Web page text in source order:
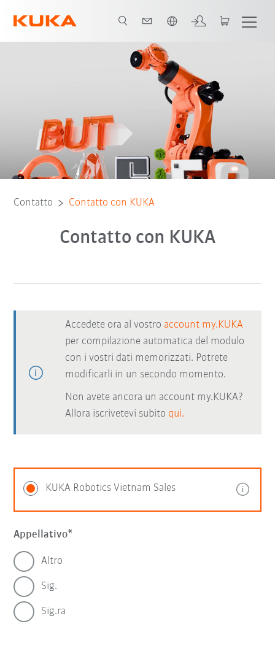
Contatto Contatto con KUKA
Contatto con KUKA
Accedete ora al vostro account my.KUKA
per compilazione automatica del modulo
con i vostri dati memorizzati. Potrete
modificarli in un secondo momento.
Non avete ancora un account my.KUKA?
Allora iscrivetevi subito qui.
KUKA Robotics Vietnam Sales
Appellativo
Altro
Sig.
Sig.ra